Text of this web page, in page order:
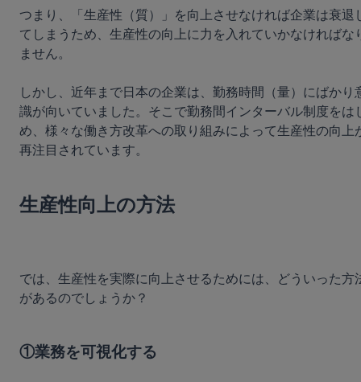
つまり、「生産性（質）」を向上させなければ企業は衰退
てしまうため、生産性の向上に力を入れていかなければな
ません。
しかし、近年まで日本の企業は、勤務時間（量）にばかり
識が向いていました。 そこで勤務間インターバル制度をは
め、様々な働き方改革への取り組みによって生産性の向上
再注目されています。
生産性向上の方法
では、生産性を実際に向上させるためには、どういった方
があるのでしょうか？
①業務を可視化する